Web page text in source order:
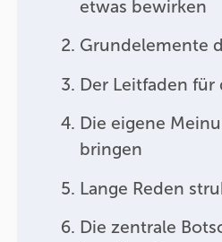
etwas bewirken
Grundelemente
Der Leitfaden für
Die eigene
bringen
Lange Reden
Die zentrale